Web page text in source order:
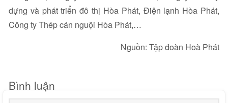
dựng và phát triển đô thị Hòa Phát, Điện lạnh Hòa Phát,
Công ty Thép cán nguội Hòa Phát,…
Nguồn: Tập đoàn Hoà Phát
Bình luận